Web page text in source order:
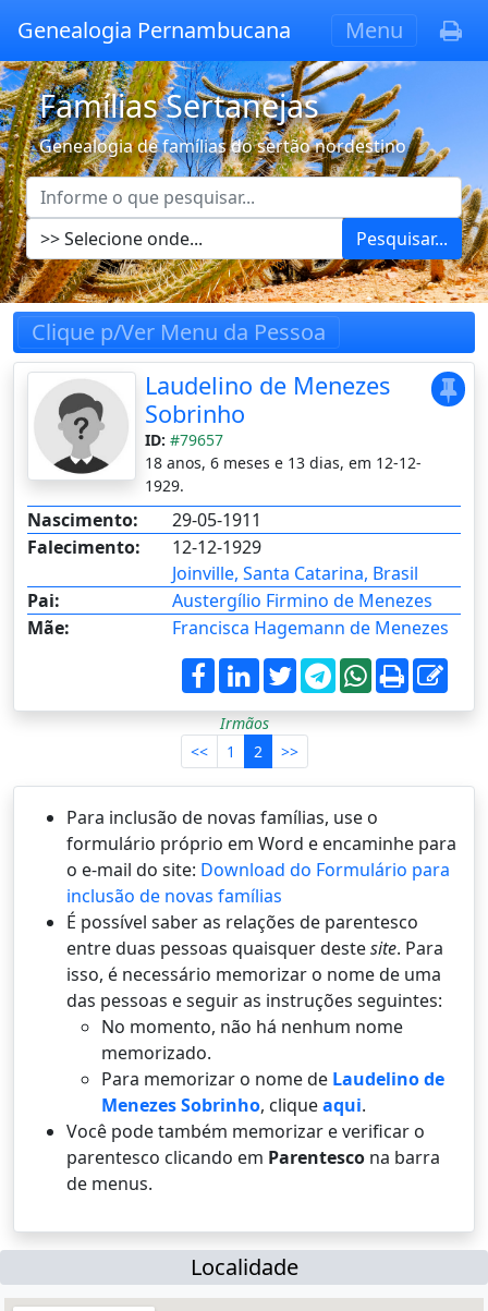
Genealogia Pernambucana Menu
Famílias Sertanejas
Genealogia de famílias do sertão nordestino
Pesquisar...
Clique p/Ver Menu da Pessoa
Laudelino de Menezes
Sobrinho
ID: #79657
18 anos, 6 meses e 13 dias, em 12-12-
1929.
Nascimento:
29-05-1911
Falecimento:
12-12-1929
Joinville, Santa Catarina, Brasil
Pai:
Austergílio Firmino de Menezes
Mãe:
Francisca Hagemann de Menezes
Irmãos
<<
1 2 >>
Para inclusão de novas famílias, use o
formulário próprio em Word e encaminhe para
o e-mail do site: Download do Formulário para
inclusão de novas famílias
É possí­vel saber as relações de parentesco
entre duas pessoas quaisquer destesite. Para
isso, é necessário memorizar o nome de uma
das pessoas e seguir as instruções seguintes:
No momento, não há nenhum nome
memorizado.
Para memorizar o nome de Laudelino de
Menezes Sobrinho, cliqueaqui.
Você pode também memorizar e verificar o
parentesco clicando em Parentesco na barra
de menus.
Localidade